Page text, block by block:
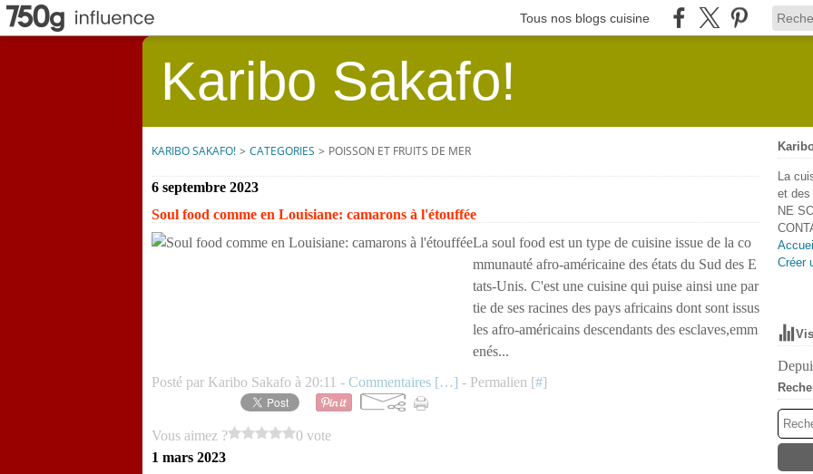
Tous nos blogs cuisine
Karibo Sakafo!
KARIBO SAKAFO! > CATEGORIES > POISSON ET FRUITS DE MER
6 septembre 2023
Soul food comme en Louisiane: camarons à l'étouffée
La soul food est un type de cuisine issue de la co
mmunauté afro-américaine des états du Sud des E
tats-Unis. C'est une cuisine qui puise ainsi une par
tie de ses racines des pays africains dont sont issus
les afro-américains descendants des esclaves,emm
enés...
Posté par Karibo Sakafo à 20:11 - Commentaires […] - Permalien [#]
Vous aimez ?
0 vote
1 mars 2023
La
et des
NE
Créer